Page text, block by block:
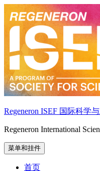
至
内
Regeneron ISEF 国际科学
Regeneron International
菜单和挂件
首页